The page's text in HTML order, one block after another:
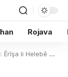
Rojava
êrîşa li dijî pêvajoyê ye